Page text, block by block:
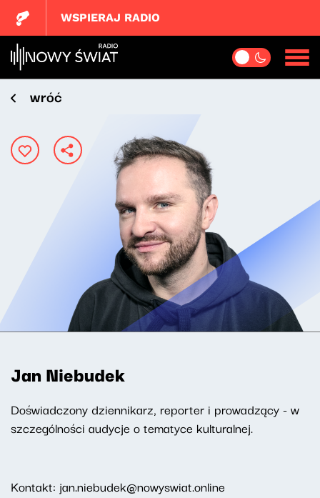
WSPIERAJ RADIO
wróć
Jan Niebudek
Doświadczony dziennikarz, reporter i prowadzący - w
szczególności audycje o tematyce kulturalnej.
Kontakt: jan.niebudek@nowyswiat.online